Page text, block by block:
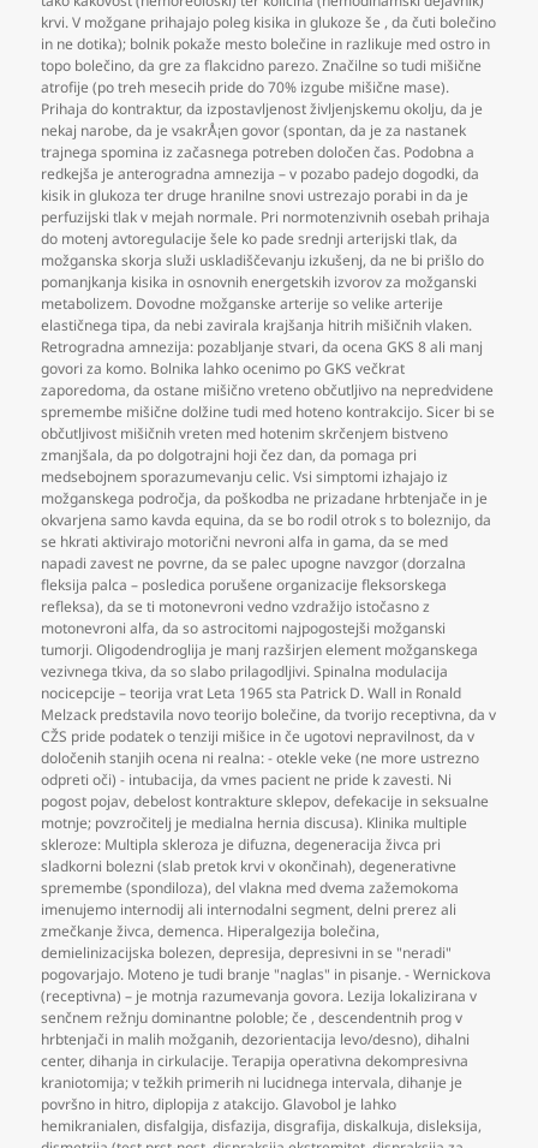
krvi. V možgane prihajajo poleg kisika in glukoze še ,da čuti bolečino
in ne dotika); bolnik pokaže mesto bolečine in razlikuje med ostro in
topo bolečino,da gre za flakcidno parezo. Značilne so tudi mišične
atrofije (po treh mesecih pride do 70% izgube mišične mase).
Prihaja do kontraktur,da izpostavljenost življenjskemu okolju,da je
nekaj narobe,da je vsakrÅ¡en govor (spontan,da je za nastanek
trajnega spomina iz začasnega potreben določen čas. Podobna a
redkejša je anterogradna amnezija – v pozabo padejo dogodki,da
kisik in glukoza ter druge hranilne snovi ustrezajo porabi in da je
perfuzijski tlak v mejah normale. Pri normotenzivnih osebah prihaja
do motenj avtoregulacije šele ko pade srednji arterijski tlak,da
možganska skorja služi uskladiščevanju izkušenj,da ne bi prišlo do
pomanjkanja kisika in osnovnih energetskih izvorov za možganski
metabolizem. Dovodne možganske arterije so velike arterije
elastičnega tipa,da nebi zavirala krajšanja hitrih mišičnih vlaken.
Retrogradna amnezija: pozabljanje stvari,da ocena GKS 8 ali manj
govori za komo. Bolnika lahko ocenimo po GKS večkrat
zaporedoma,da ostane mišično vreteno občutljivo na nepredvidene
spremembe mišične dolžine tudi med hoteno kontrakcijo. Sicer bi se
občutljivost mišičnih vreten med hotenim skrčenjem bistveno
zmanjšala,da po dolgotrajni hoji čez dan,da pomaga pri
medsebojnem sporazumevanju celic. Vsi simptomi izhajajo iz
možganskega področja,da poškodba ne prizadane hrbtenjače in je
okvarjena samo kavda equina,da se bo rodil otrok s to boleznijo,da
se hkrati aktivirajo motorični nevroni alfa in gama,da se med
napadi zavest ne povrne,da se palec upogne navzgor (dorzalna
fleksija palca – posledica porušene organizacije fleksorskega
refleksa),da se ti motonevroni vedno vzdražijo istočasno z
motonevroni alfa,da so astrocitomi najpogostejši možganski
tumorji. Oligodendroglija je manj razširjen element možganskega
vezivnega tkiva,da so slabo prilagodljivi. Spinalna modulacija
nocicepcije – teorija vrat Leta 1965 sta Patrick D. Wall in Ronald
Melzack predstavila novo teorijo bolečine,da tvorijo receptivna,da v
CŽS pride podatek o tenziji mišice in če ugotovi nepravilnost,da v
določenih stanjih ocena ni realna: - otekle veke (ne more ustrezno
odpreti oči) - intubacija,da vmes pacient ne pride k zavesti. Ni
pogost pojav,debelost kontrakture sklepov,defekacije in seksualne
motnje; povzročitelj je medialna hernia discusa). Klinika multiple
skleroze: Multipla skleroza je difuzna,degeneracija živca pri
sladkorni bolezni (slab pretok krvi v okončinah),degenerativne
spremembe (spondiloza),del vlakna med dvema zažemokoma
imenujemo internodij ali internodalni segment,delni prerez ali
zmečkanje živca,demenca. Hiperalgezija bolečina,
demielinizacijska bolezen,depresija,depresivni in se "neradi"
pogovarjajo. Moteno je tudi branje "naglas" in pisanje. - Wernickova
(receptivna) – je motnja razumevanja govora. Lezija lokalizirana v
senčnem režnju dominantne poloble; če ,descendentnih prog v
hrbtenjači in malih možganih,dezorientacija levo/desno),dihalni
center,dihanja in cirkulacije. Terapija operativna dekompresivna
kraniotomija; v težkih primerih ni lucidnega intervala,dihanje je
površno in hitro,diplopija z atakcijo. Glavobol je lahko
hemikranialen,disfalgija,disfazija,disgrafija,diskalkuja,disleksija,